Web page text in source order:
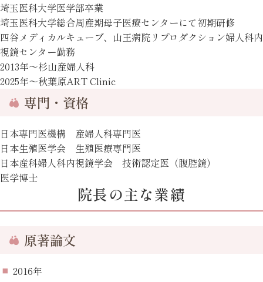
埼玉医科大学医学部卒業
埼玉医科大学総合周産期母子医療センターにて初期研修
四谷メディカルキューブ、山王病院リプロダクション婦人科内
視鏡センター勤務
2013年～杉山産婦人科
2025年～秋葉原ART Clinic
専門・資格
日本専門医機構 産婦人科専門医
日本生殖医学会 生殖医療専門医
日本産科婦人科内視鏡学会 技術認定医（腹腔鏡）
医学博士
院長の主な業績
原著論文
2016年